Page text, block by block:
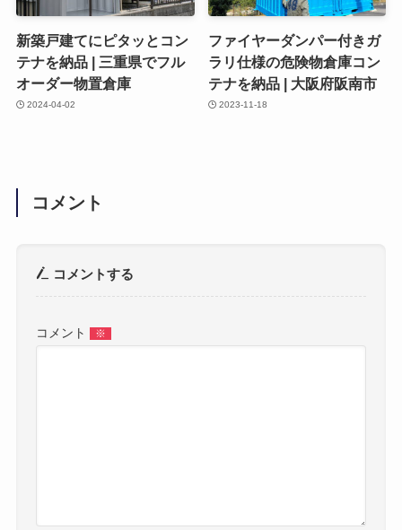
新築戸建てにピタッとコン
テナを納品 | 三重県でフル
オーダー物置倉庫
2024-04-02
ファイヤーダンパー付きガ
ラリ仕様の危険物倉庫コン
テナを納品 | 大阪府阪南市
2023-11-18
コメント
コメントする
コメント ※